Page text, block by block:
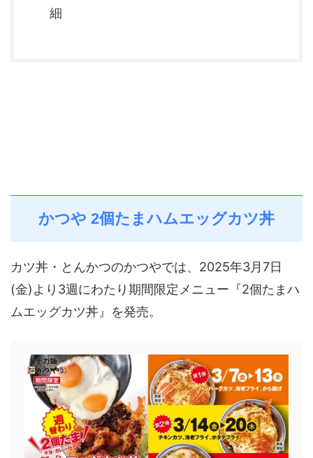
細
かつや 2個たまハムエッグカツ丼
カツ丼・とんかつのかつやでは、2025年3月7日
(金)より3週にわたり期間限定メニュー『2個たまハ
ムエッグカツ丼』を発売。